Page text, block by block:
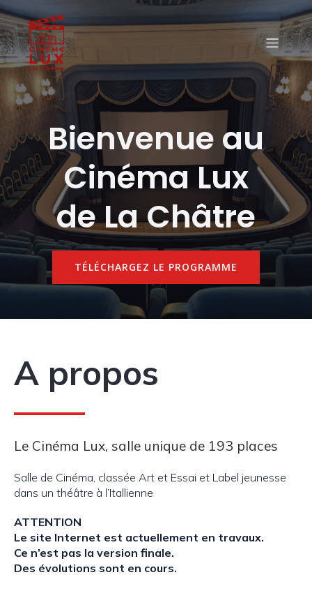
Bienvenue au
Cinéma Lux
de La Châtre
TÉLÉCHARGEZ LE PROGRAMME
A propos
Le Cinéma Lux, salle unique de 193 places
Salle de Cinéma, classée Art et Essai et Label jeunesse
dans un théâtre à l’Itallienne
ATTENTION
Le site Internet est actuellement en travaux.
Ce n’est pas la version finale.
Des évolutions sont en cours.